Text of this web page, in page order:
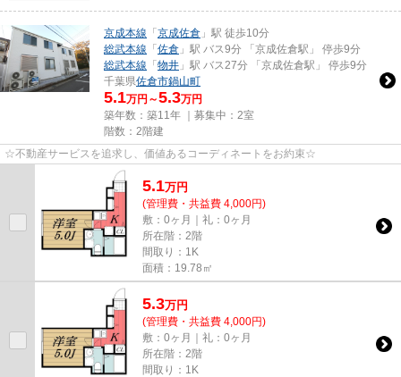
京成本線 「 京成佐倉 」駅 徒歩10分
総武本線 「 佐倉 」駅 バス9分 「京成佐倉駅」 停歩9分
総武本線 「 物井 」駅 バス27分 「京成佐倉駅」 停歩9分
千葉県佐倉市鍋山町
5.1万円～5.3万円
築年数：築11年 ｜募集中： 2室
階数：2階建
☆不動産サービスを追求し、価値あるコーディネートをお約束☆
5.1万円
(管理費・共益費 4,000円)
敷：0ヶ月｜礼：0ヶ月
所在階：2階
間取り：1K
面積：19.78㎡
5.3万円
(管理費・共益費 4,000円)
敷：0ヶ月｜礼：0ヶ月
所在階：2階
間取り：1K